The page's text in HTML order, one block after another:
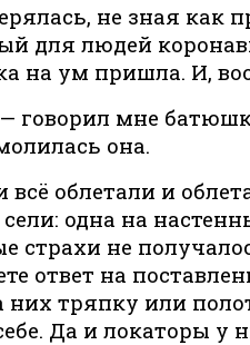
не зная
для людей
на ум пришла. И,
говорил мне
она.
облетали и
одна на
страхи не
ответ на
них тряпку или
Да и локаторы у